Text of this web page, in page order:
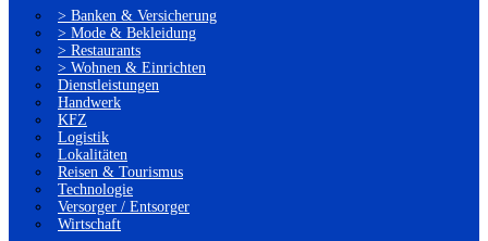
> Banken & Versicherung
> Mode & Bekleidung
> Restaurants
> Wohnen & Einrichten
Dienstleistungen
Handwerk
KFZ
Logistik
Lokalitäten
Reisen & Tourismus
Technologie
Versorger / Entsorger
Wirtschaft